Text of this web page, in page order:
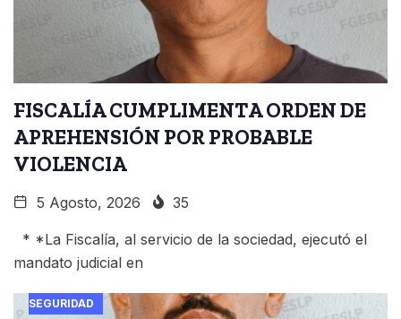
FISCALÍA CUMPLIMENTA ORDEN DE
APREHENSIÓN POR PROBABLE
VIOLENCIA
5 Agosto, 2026 35
* *La Fiscalía, al servicio de la sociedad, ejecutó el
mandato judicial en
SEGURIDAD